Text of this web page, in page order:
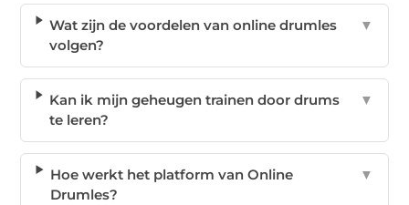
Wat zijn de voordelen van online drumles
volgen?
▼
Kan ik mijn geheugen trainen door drums
te leren?
▼
Hoe werkt het platform van Online
Drumles?
▼